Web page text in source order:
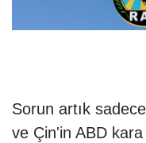
Sorun artık
ve Çin'in ABD